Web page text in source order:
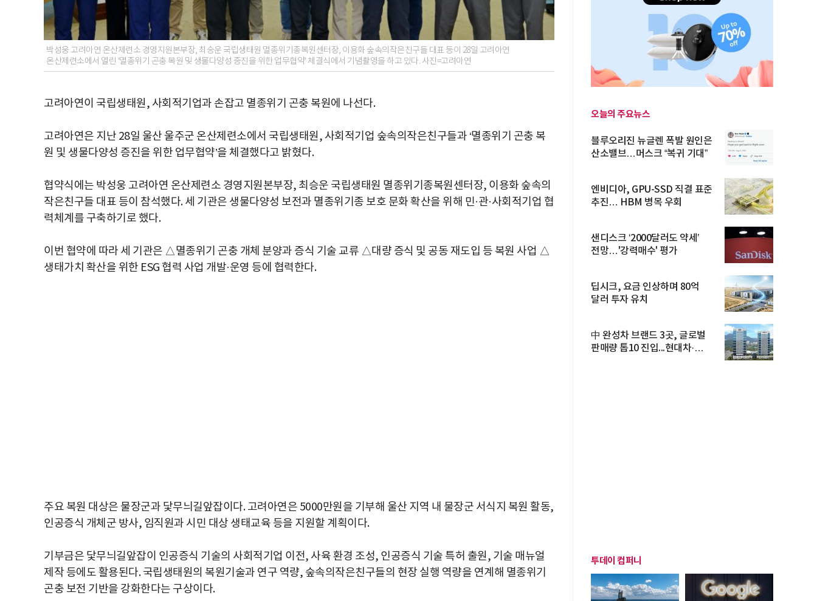
박성웅 고려아연 온산제련소 경영지원본부장, 최승운 국립생태원 멸종위기종복원센터장, 이용화 숲속의작은친구들 대표 등이 28일 고려아연
온산제련소에서 열린 ‘멸종위기 곤충 복원 및 생물다양성 증진을 위한 업무협약’ 체결식에서 기념촬영을 하고 있다. 사진=고려아연
고려아연이 국립생태원, 사회적기업과 손잡고 멸종위기 곤충 복원에 나선다.
고려아연은 지난 28일 울산 울주군 온산제련소에서 국립생태원, 사회적기업 숲속의작은친구들과 ‘멸종위기 곤충 복
원 및 생물다양성 증진을 위한 업무협약’을 체결했다고 밝혔다.
협약식에는 박성웅 고려아연 온산제련소 경영지원본부장, 최승운 국립생태원 멸종위기종복원센터장, 이용화 숲속의
작은친구들 대표 등이 참석했다. 세 기관은 생물다양성 보전과 멸종위기종 보호 문화 확산을 위해 민·관·사회적기업 협
력체계를 구축하기로 했다.
이번 협약에 따라 세 기관은 △멸종위기 곤충 개체 분양과 증식 기술 교류 △대량 증식 및 공동 재도입 등 복원 사업 △
생태가치 확산을 위한 ESG 협력 사업 개발·운영 등에 협력한다.
주요 복원 대상은 물장군과 닻무늬길앞잡이다. 고려아연은 5000만원을 기부해 울산 지역 내 물장군 서식지 복원 활동,
인공증식 개체군 방사, 임직원과 시민 대상 생태교육 등을 지원할 계획이다.
기부금은 닻무늬길앞잡이 인공증식 기술의 사회적기업 이전, 사육 환경 조성, 인공증식 기술 특허 출원, 기술 매뉴얼
제작 등에도 활용된다. 국립생태원의 복원기술과 연구 역량, 숲속의작은친구들의 현장 실행 역량을 연계해 멸종위기
곤충 보전 기반을 강화한다는 구상이다.
오늘의 주요뉴스
블루오리진 뉴글렌 폭발 원인은
산소밸브…머스크 “복귀 기대”
엔비디아, GPU-SSD 직결 표준
추진… HBM 병목 우회
샌디스크 ‘2000달러도 약세’
전망…'강력매수' 평가
딥시크, 요금 인상하며 80억
달러 투자 유치
中 완성차 브랜드 3곳, 글로벌
판매량 톱10 진입...현대차·
투데이 컴퍼니